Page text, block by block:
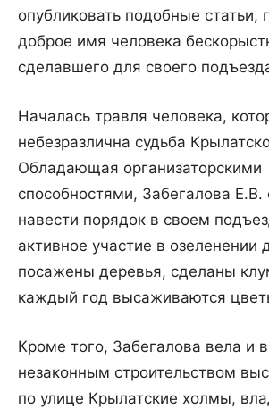
опубликовать подобные статьи,
доброе имя человека
сделавшего для своего
Началась травля человека,
небезразлична судьба
Обладающая организаторскими
способностями, Забегалова Е.В.
навести порядок в своем
активное участие в озеленении
посажены деревья, сделаны
каждый год высаживаются
Кроме того, Забегалова вела и
незаконным строительством
по улице Крылатские холмы,